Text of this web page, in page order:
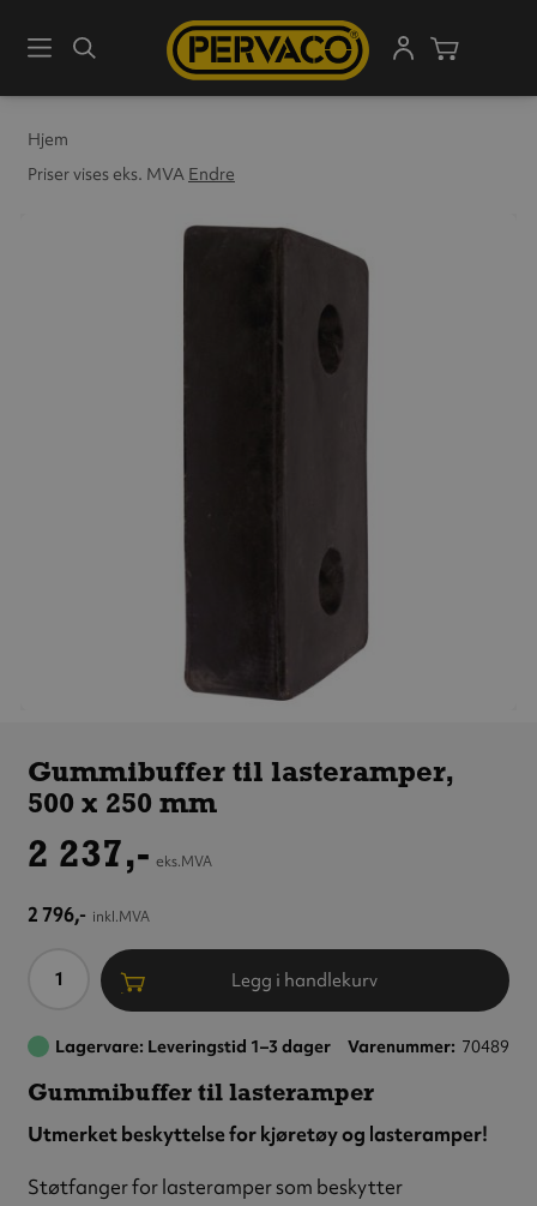
MenySøk
Hjem
Priser vises eks. MVA Endre
lasteramper,
500 x 250 mm
Gummibuffer til lasteramper,
500 x 250 mm
2 237,- eks.MVA
2 796,- inkl.MVA
Antall Legg i handlekurv
Lagervare: Leveringstid 1–3 dager Varenummer 70489
Gummibuffer til lasteramper
Utmerket beskyttelse for kjøretøy og lasteramper!
Støtfanger for lasteramper som beskytter